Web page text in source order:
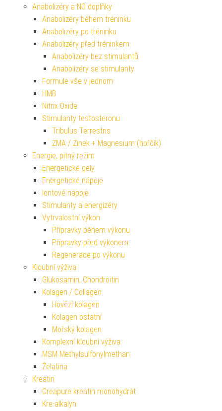
Anabolizéry a NO doplňky
Anabolizéry během tréninku
Anabolizéry po tréninku
Anabolizéry před tréninkem
Anabolizéry bez stimulantů
Anabolizéry se stimulanty
Formule vše v jednom
HMB
Nitrix Oxide
Stimulanty testosteronu
Tribulus Terrestris
ZMA / Zinek + Magnesium (hořčík)
Energie, pitný režim
Energetické gely
Energetické nápoje
Iontové nápoje
Stimulanty a energizéry
Vytrvalostní výkon
Přípravky během výkonu
Přípravky před výkonem
Regenerace po výkonu
Kloubní výživa
Glukosamin, Chondroitin
Kolagen / Collagen
Hovězí kolagen
Kolagen ostatní
Mořský kolagen
Komplexní kloubní výživa
MSM Methylsulfonylmethan
Želatina
Kreatin
Creapure kreatin monohydrát
Kre-alkalyn